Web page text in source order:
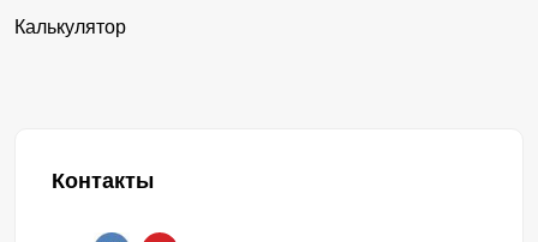
Калькулятор
Контакты